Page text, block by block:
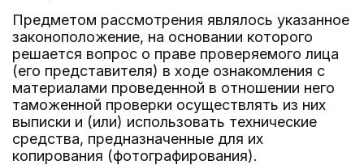
Предметом рассмотрения являлось указанное
законоположение, на основании которого
решается вопрос о праве проверяемого лица
(его представителя) в ходе ознакомления с
материалами проведенной в отношении него
таможенной проверки осуществлять из них
выписки и (или) использовать технические
средства, предназначенные для их
копирования (фотографирования).